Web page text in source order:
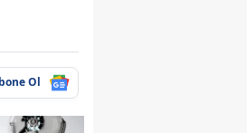
Ol